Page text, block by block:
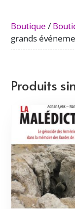
Boutique /
grands
Produits